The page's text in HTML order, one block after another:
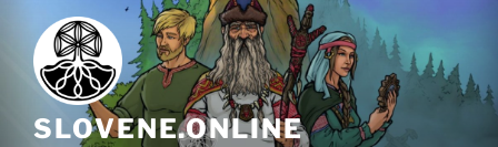
content
SLOVENE.ONLINE